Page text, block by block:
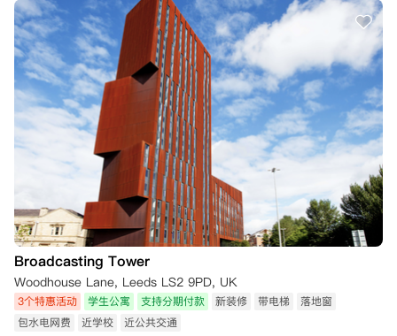
Broadcasting Tower
Woodhouse Lane, Leeds LS2 9PD, UK
3个特惠活动 学生公寓 支持分期付款 新装修 带电梯
落地窗
包水电网费
近学校 近公共交通